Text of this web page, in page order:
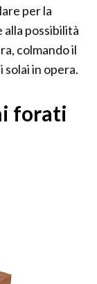
per la
alla possibilità
colmando il
in opera.
forati